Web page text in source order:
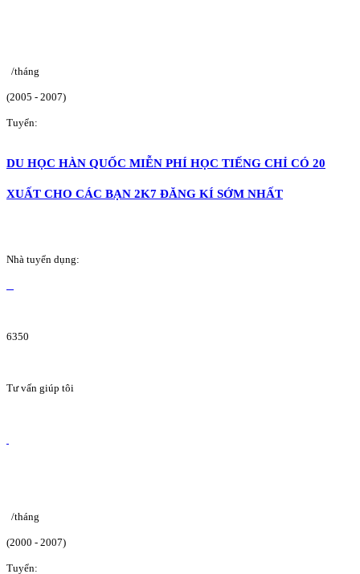
/tháng
(2005 - 2007)
Tuyển:
DU HỌC HÀN QUỐC MIỄN PHÍ HỌC TIẾNG CHỈ CÓ 20
XUẤT CHO CÁC BẠN 2K7 ĐĂNG KÍ SỚM NHẤT
Nhà tuyển dụng:
6350
Tư vấn giúp tôi
/tháng
(2000 - 2007)
Tuyển: